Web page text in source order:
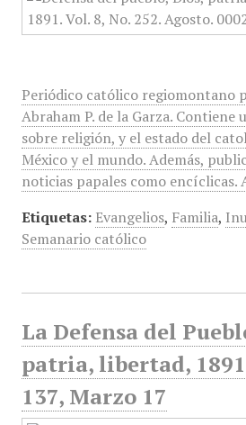
Periódico católico regiomontano
Abraham P. de la Garza.
sobre religión, y el estado del
México y el mundo. Además,
noticias papales como encíclicas.
Etiquetas: Evangelios, Familia,
Semanario católico
La Defensa del
patria, libertad,
137, Marzo 17